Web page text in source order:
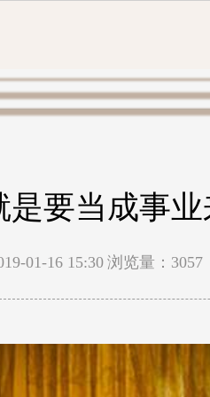
要当成事
01-16 15:30 浏览量：3057